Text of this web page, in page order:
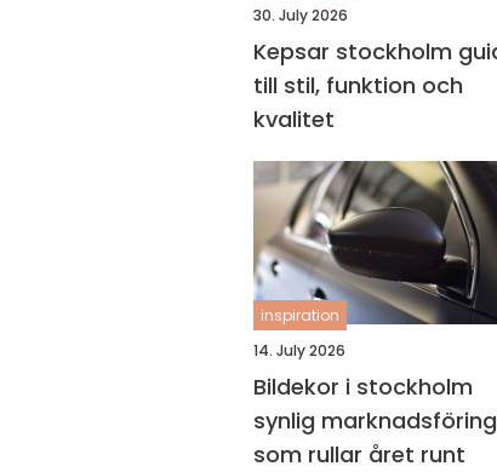
30. July 2026
Kepsar stockholm guide
till stil, funktion och
kvalitet
inspiration
14. July 2026
Bildekor i stockholm
synlig marknadsföring
som rullar året runt